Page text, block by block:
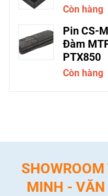
Còn hàng
Pin CS-
Đàm
PTX850
Còn hàng
MINH - VĂN